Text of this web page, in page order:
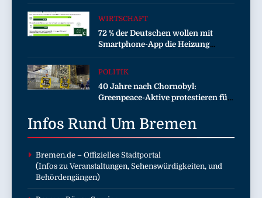
Welt bei EDEKA
WIRTSCHAFT
72 % der Deutschen wollen mit
Smartphone-App die Heizung
überwachen
POLITIK
40 Jahre nach Chornobyl:
Greenpeace-Aktive protestieren für
der zerstörten Schutzhülle /
Greenpeace-Report dokumentiert
Drohnenangriffs
Infos Rund Um Bremen
Bremen.de – Offizielles Stadtportal
(Infos zu Veranstaltungen, Sehenswürdigkeiten, und
Behördengängen)